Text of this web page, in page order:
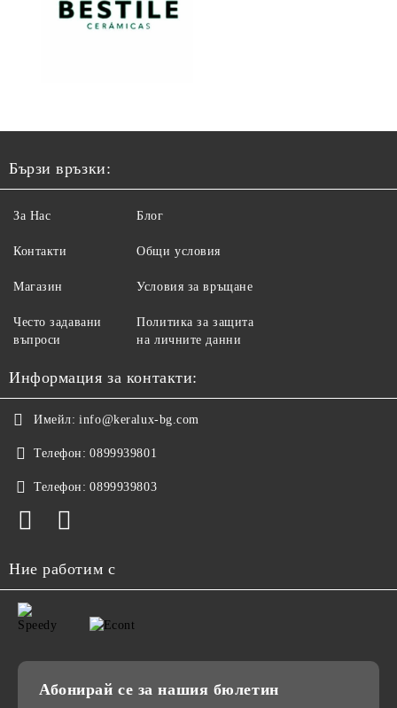
Бързи връзки:
За Нас
Контакти
Магазин
Често задавани
въпроси
Блог
Общи условия
Условия за връщане
Политика за защита
на личните данни
Информация за контакти:
Имейл: info@keralux-bg.com
Телефон: 0899939801
Телефон: 0899939803
Ние работим с
Абонирай се за нашия бюлетин